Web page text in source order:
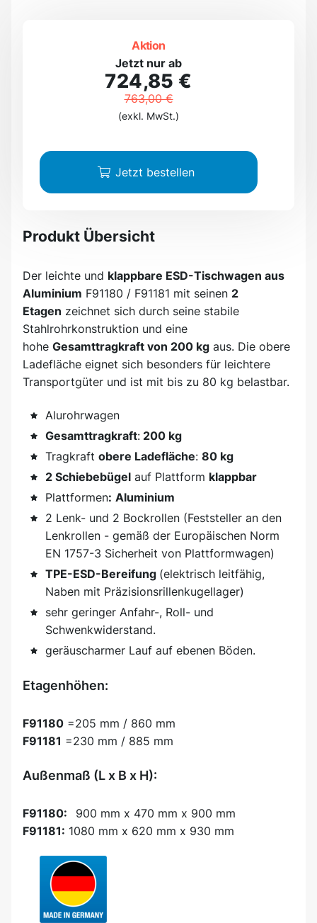
Aktion
Jetzt nur ab
724,85 €
763,00 €
(exkl. MwSt.)
Jetzt bestellen
Produkt Übersicht
Der leichte und klappbare ESD-Tischwagen aus
Aluminium F91180 / F91181 mit seinen 2
Etagen zeichnet sich durch seine stabile
Stahlrohrkonstruktion und eine
hohe Gesamttragkraft von 200 kg aus. Die obere
Ladefläche eignet sich besonders für leichtere
Transportgüter und ist mit bis zu 80 kg belastbar.
Alurohrwagen
Gesamttragkraft: 200 kg
Tragkraft obere Ladefläche: 80 kg
2 Schiebebügel auf Plattform klappbar
Plattformen: Aluminium
2 Lenk- und 2 Bockrollen (Feststeller an den
Lenkrollen - gemäß der Europäischen Norm
EN 1757-3 Sicherheit von Plattformwagen)
TPE-ESD-Bereifung (elektrisch leitfähig,
Naben mit Präzisionsrillenkugellager)
sehr geringer Anfahr-, Roll- und
Schwenkwiderstand.
geräuscharmer Lauf auf ebenen Böden.
Etagenhöhen:
F91180 =205 mm / 860 mm
F91181 =230 mm / 885 mm
Außenmaß (L x B x H):
F91180:
900 mm x 470 mm x 900 mm
F91181: 1080 mm x 620 mm x 930 mm